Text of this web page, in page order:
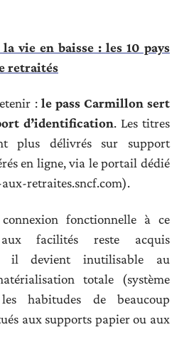
vie en baisse : les 10 pays
retraités
: le pass Carmillon sert
d’identification. Les titres
plus délivrés sur support
en ligne, via le portail dédié
retraites.sncf.com).
fonctionnelle à ce
facilités reste acquis
il devient inutilisable au
totale (système
habitudes de beaucoup
aux supports papier ou aux